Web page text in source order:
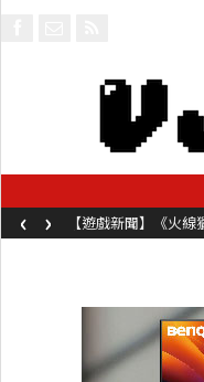
【遊戲新聞】《火
容同時系舊作限時超
‹ ›